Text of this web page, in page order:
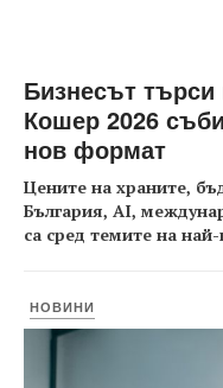
Бизнесът търси
Кошер 2026
нов формат
Цените на храните,
България, AI,
са сред темите на
НОВИНИ